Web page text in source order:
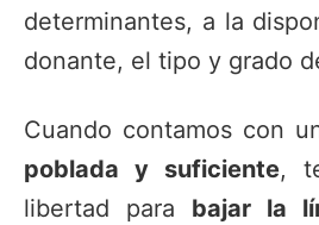
determinantes, a la
donante, el tipo y grado
Cuando contamos con
poblada y suficiente,
libertad para bajar la